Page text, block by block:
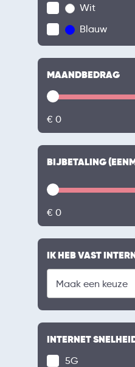
Wit
Blauw
MAANDBEDRAG
€ 0
BIJBETALING
€ 0
IK HEB VAST
INTERNET
5G